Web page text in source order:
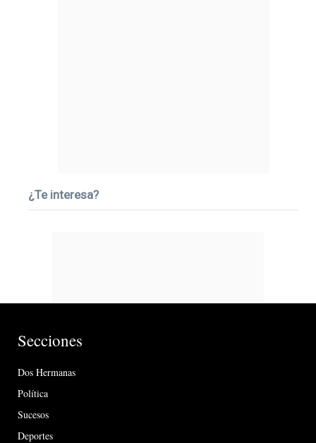
¿Te interesa?
Secciones
Dos Hermanas
Política
Sucesos
Deportes